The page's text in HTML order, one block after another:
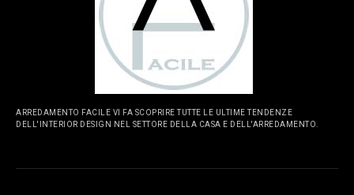
ARREDAMENTO FACILE VI FA SCOPRIRE TUTTE LE ULTIME TENDENZE
DELL'INTERIOR DESIGN NEL SETTORE DELLA CASA E DELL'ARREDAMENTO.